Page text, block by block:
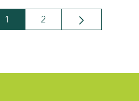
Seite
1 Seite
2